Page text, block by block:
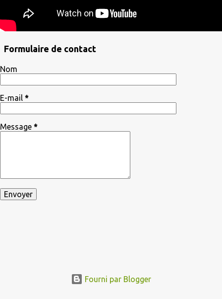
Formulaire de contact
Nom
E-mail *
Message *
Fourni par Blogger